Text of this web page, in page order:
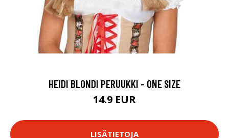
HEIDI BLONDI PERUUKKI - ONE SIZE
14.9 EUR
LISÄTIETOJA